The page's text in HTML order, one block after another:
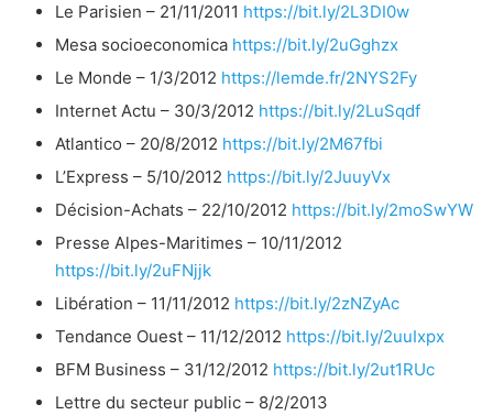
Le Parisien – 21/11/2011 https://bit.ly/2L3DI0w
Mesa socioeconomica https://bit.ly/2uGghzx
Le Monde – 1/3/2012 https://lemde.fr/2NYS2Fy
Internet Actu – 30/3/2012 https://bit.ly/2LuSqdf
Atlantico – 20/8/2012 https://bit.ly/2M67fbi
L’Express – 5/10/2012 https://bit.ly/2JuuyVx
Décision-Achats – 22/10/2012 https://bit.ly/2moSwYW
Presse Alpes-Maritimes – 10/11/2012
https://bit.ly/2uFNjjk
Libération – 11/11/2012 https://bit.ly/2zNZyAc
Tendance Ouest – 11/12/2012 https://bit.ly/2uuIxpx
BFM Business – 31/12/2012 https://bit.ly/2ut1RUc
Lettre du secteur public – 8/2/2013